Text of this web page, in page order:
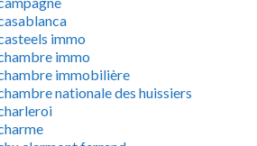
immo
immo
immobilière
nationale des huissiers